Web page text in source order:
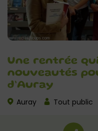
Une rentrée
nouveautés
d’Auray
Auray Tout public